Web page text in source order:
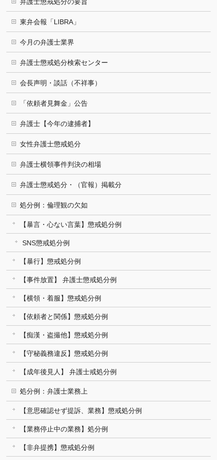
弁護士懲戒処分の要旨
東弁会報「LIBRA」
今月の弁護士業界
弁護士懲戒処分検索センター
会長声明・談話（不祥事）
「依頼者見舞金」公告
弁護士【今年の逮捕者】
女性弁護士懲戒処分
弁護士横領事件判決の相場
弁護士懲戒処分・（官報）掲載分
処分例：倫理観の欠如
【暴言・心ない言葉】懲戒処分例
SNS懲戒処分例
【暴行】懲戒処分例
【事件放置】 弁護士懲戒処分例
【横領・着服】懲戒処分例
【依頼者と関係】懲戒処分例
【痴漢・盗撮他】懲戒処分例
【守秘義務違反】懲戒処分例
【成年後見人】 弁護士戒処分例
処分例：弁護士業務上
【意思確認せず提訴、業務】懲戒処分例
【業務停止中の業務】処分例
【非弁提携】懲戒処分例